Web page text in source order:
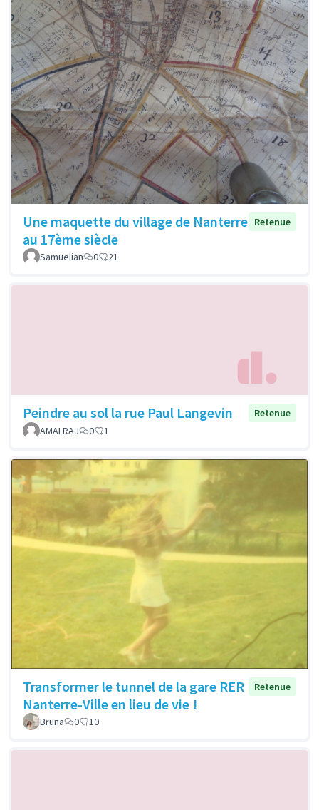
Une maquette du village de Nanterre
au 17ème siècle
Retenue
Samuelian 0 21
Peindre au sol la rue Paul Langevin
Retenue
AMALRAJ
0 1
Transformer le tunnel de la gare RER
Nanterre-Ville en lieu de vie !
Retenue
Bruna 0 10